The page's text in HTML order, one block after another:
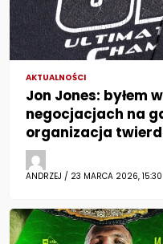
AKTUALNOŚCI
Jon Jones: byłem
negocjacjach na
organizacja
ANDRZEJ / 23 MARCA 2026, 15:30